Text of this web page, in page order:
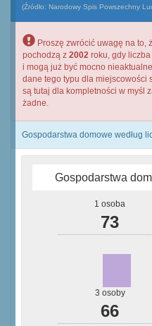
(Źródło: Narodowy Spis Powszechny
Proszę zwrócić uwagę na to,
pochodzą z 2002 roku, gdy
i mogą już być mocno
dane tego typu dla miejscowości
są tutaj dla kompletności w myśl
żadne.
Gospodarstwa domowe według
Gospodarstwa
1 osoba
73
3 osoby
66